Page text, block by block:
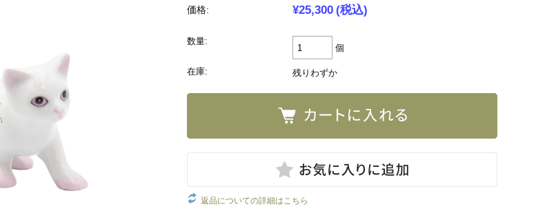
価格:
¥25,300 (税込)
数量:
個
在庫: 残りわずか
返品についての詳細はこちら